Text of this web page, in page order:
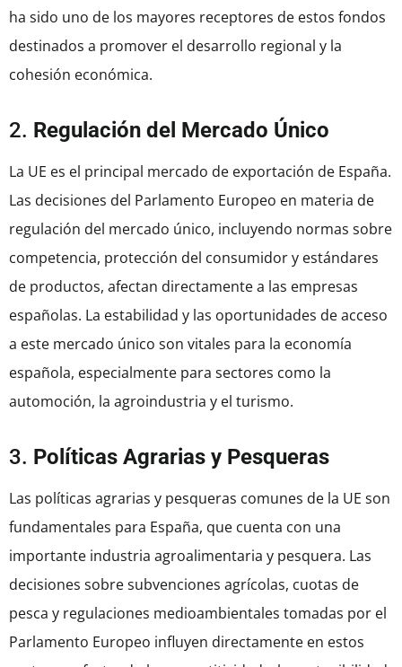
ha sido uno de los mayores receptores de estos fondos
destinados a promover el desarrollo regional y la
cohesión económica.
2. Regulación del Mercado Único
La UE es el principal mercado de exportación de España.
Las decisiones del Parlamento Europeo en materia de
regulación del mercado único, incluyendo normas sobre
competencia, protección del consumidor y estándares
de productos, afectan directamente a las empresas
españolas. La estabilidad y las oportunidades de acceso
a este mercado único son vitales para la economía
española, especialmente para sectores como la
automoción, la agroindustria y el turismo.
3. Políticas Agrarias y Pesqueras
Las políticas agrarias y pesqueras comunes de la UE son
fundamentales para España, que cuenta con una
importante industria agroalimentaria y pesquera. Las
decisiones sobre subvenciones agrícolas, cuotas de
pesca y regulaciones medioambientales tomadas por el
Parlamento Europeo influyen directamente en estos